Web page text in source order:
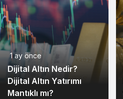
OKB
Falcon USD 44,72
Bitget
token
1 ay önce
Dijital Altın Nedir?
Dijital Altın Yatırımı
Mantıklı mı?